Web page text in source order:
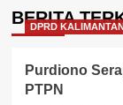
BERITA
DPRD
Purdiono
PTPN